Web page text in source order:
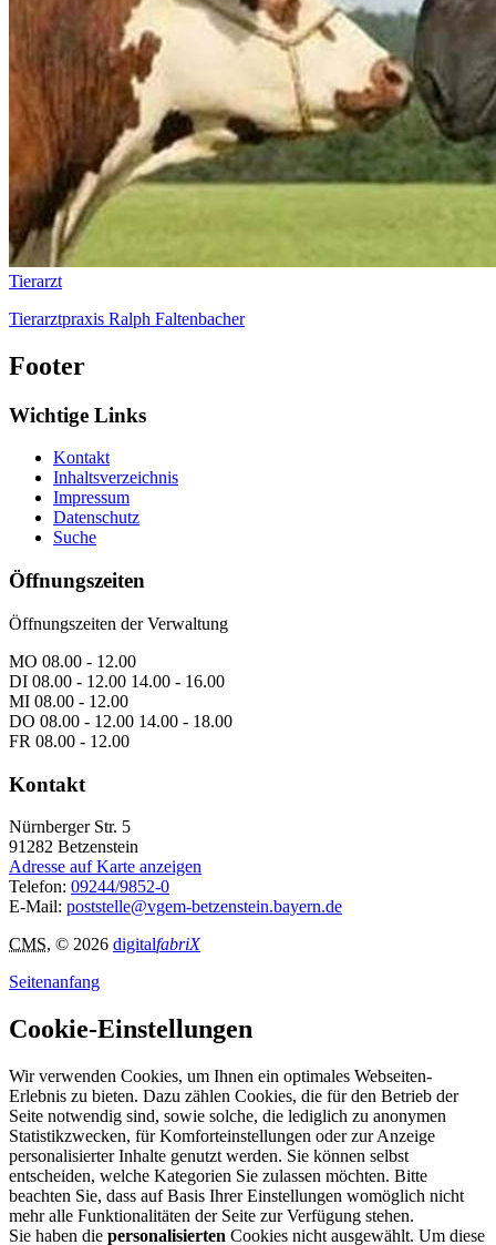
Tierarzt
Tierarztpraxis Ralph Faltenbacher
Footer
Wichtige Links
Kontakt
Inhaltsverzeichnis
Impressum
Datenschutz
Suche
Öffnungszeiten
Öffnungszeiten der Verwaltung
MO 08.00 - 12.00
DI 08.00 - 12.00 14.00 - 16.00
MI 08.00 - 12.00
DO 08.00 - 12.00 14.00 - 18.00
FR 08.00 - 12.00
Kontakt
Nürnberger Str. 5
91282 Betzenstein
Adresse auf Karte anzeigen
Telefon: 09244/9852-0
E-Mail: poststelle@vgem-betzenstein.bayern.de
CMS, © 2026 digitalfabriX
Seitenanfang
Cookie-Einstellungen
Wir verwenden Cookies, um Ihnen ein optimales Webseiten-
Erlebnis zu bieten. Dazu zählen Cookies, die für den Betrieb der
Seite notwendig sind, sowie solche, die lediglich zu anonymen
Statistikzwecken, für Komforteinstellungen oder zur Anzeige
personalisierter Inhalte genutzt werden. Sie können selbst
entscheiden, welche Kategorien Sie zulassen möchten. Bitte
beachten Sie, dass auf Basis Ihrer Einstellungen womöglich nicht
mehr alle Funktionalitäten der Seite zur Verfügung stehen.
Sie haben die personalisierten Cookies nicht ausgewählt. Um diese